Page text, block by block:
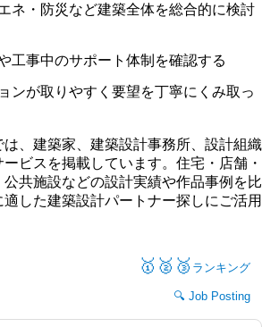
ネ・防災など建築全体を総合的に検討
工事中のサポート体制を確認する
ンが取りやすく要望を丁寧にくみ取っ
、建築家、建築設計事務所、設計組織
ビスを掲載しています。住宅・店舗・
共施設などの設計実績や作品事例を比
した建築設計パートナー探しにご活用
🥇🥈🥉 ランキング
Job Posting